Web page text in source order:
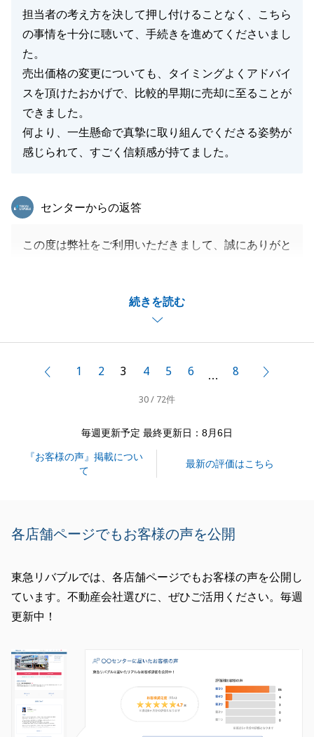
担当者の考え方を決して押し付けることなく、こちら
の事情を十分に聴いて、手続きを進めてくださいまし
た。
売出価格の変更についても、タイミングよくアドバイ
スを頂けたおかげで、比較的早期に売却に至ることが
できました。
何より、一生懸命で真摯に取り組んでくださる姿勢が
感じられて、すごく信頼感が持てました。
続きを読む
東急リバブル
センターからの返答
この度は弊社をご利用いただきまして、誠にありがと
き、本当に感謝しております。
また不動産に関してご要望ご質問等ございましたら、
いつでもご連絡お待ちしております。
前へ1 2 3 4 5 6 … 8
30 / 72件
毎週更新予定 最終更新日：8月6日
『お客様の声』掲載につい
て
最新の評価はこちら
各店舗ページでもお客様の声を公開
東急リバブルでは、各店舗ページでもお客様の声を公開し
ています。不動産会社選びに、ぜひご活用ください。毎週
更新中！